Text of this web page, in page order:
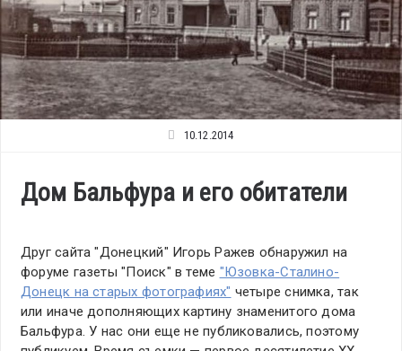
10.12.2014
Дом Бальфура и его обитатели
Друг сайта "Донецкий" Игорь Ражев обнаружил на
форуме газеты "Поиск" в теме "Юзовка-Сталино-
Донецк на старых фотографиях" четыре снимка, так
или иначе дополняющих картину знаменитого дома
Бальфура. У нас они еще не публиковались, поэтому